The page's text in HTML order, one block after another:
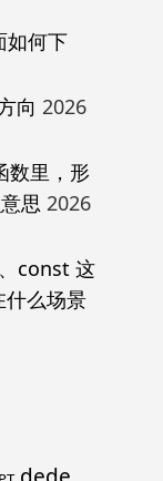
如何下
向 2026
数里，形
思 2026
const 这
什么场景